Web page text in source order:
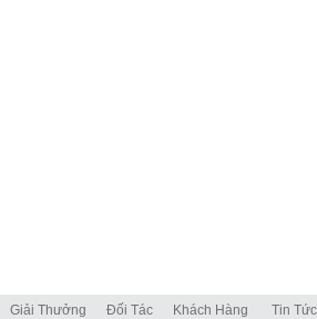
Giải Thưởng Đối Tác Khách Hàng Tin Tức